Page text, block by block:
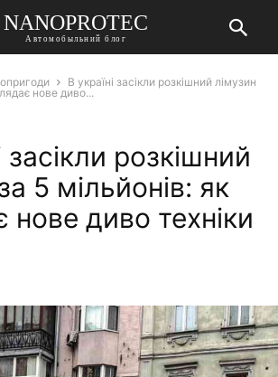
NANOPROTEC
Автомобыльний блог
В україні засікли розкішний лімузин
нове диво...
засікли розкішний
5 мільйонів: як
нове диво техніки